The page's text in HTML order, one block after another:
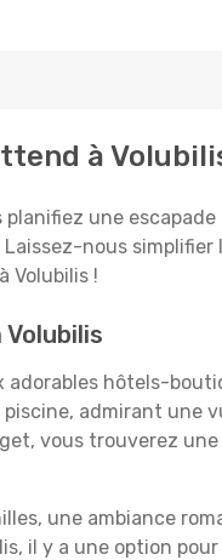
à
une
nous
Volubilis !
hôtels-
admirant une
vous trouverez
une ambiance
il y a une option